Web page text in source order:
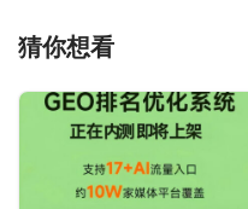
猜你想看